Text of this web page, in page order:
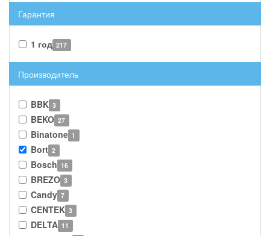
Гарантия
1 год 217
Производитель
BBK 3
BEKO 27
Binatone 1
Bort 2
Bosch 16
BREZO 3
Candy 7
CENTEK 3
DELTA 11